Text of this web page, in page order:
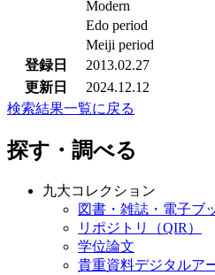
Modern
Edo period
Meiji period
登録日
2013.02.27
更新日
2024.12.12
検索結果一覧に戻る
探す・調べる
九大コレクション
図書・雑誌・電子ブ
リポジトリ（QIR）
学位論文
貴重資料デジタルア